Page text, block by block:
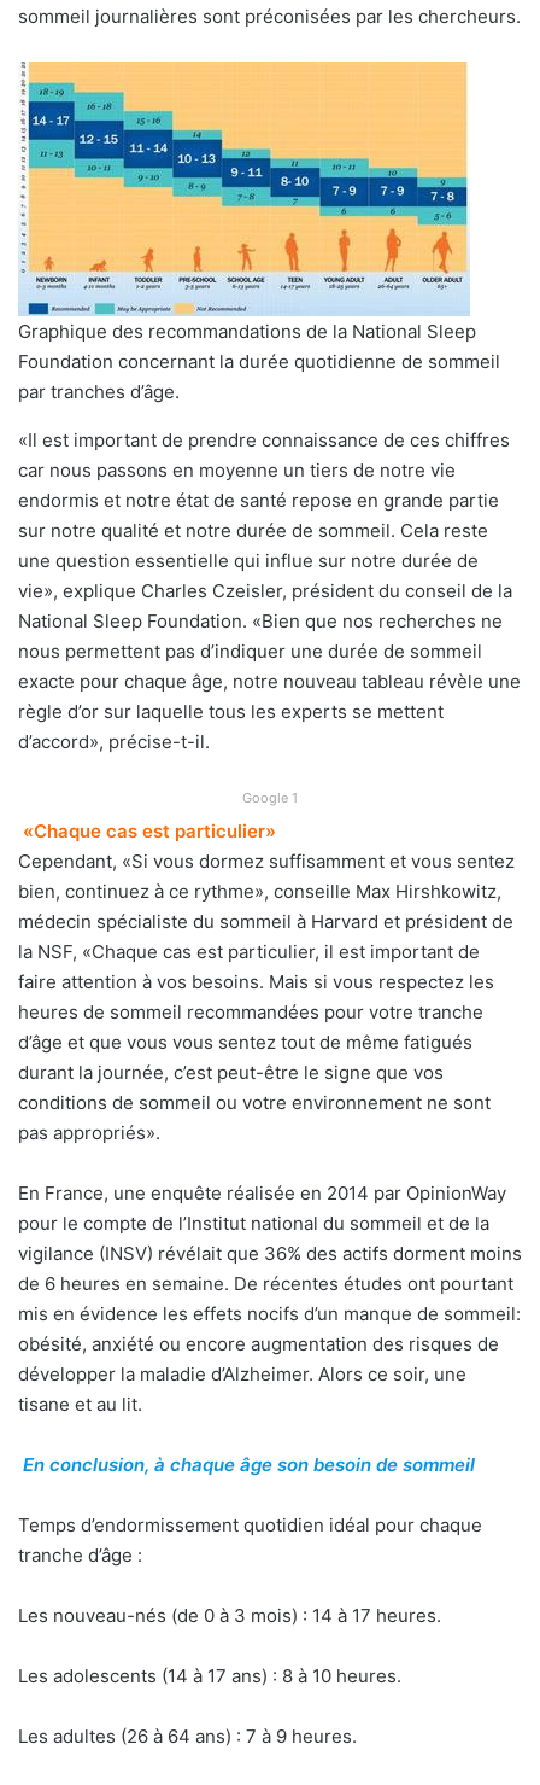
sommeil journalières sont préconisées par les chercheurs.
Graphique des recommandations de la National Sleep
Foundation concernant la durée quotidienne de sommeil
par tranches d’âge.
«Il est important de prendre connaissance de ces chiffres
car nous passons en moyenne un tiers de notre vie
endormis et notre état de santé repose en grande partie
sur notre qualité et notre durée de sommeil. Cela reste
une question essentielle qui influe sur notre durée de
vie», explique Charles Czeisler, président du conseil de la
National Sleep Foundation. «Bien que nos recherches ne
nous permettent pas d’indiquer une durée de sommeil
exacte pour chaque âge, notre nouveau tableau révèle une
règle d’or sur laquelle tous les experts se mettent
d’accord», précise-t-il.
Google 1
«Chaque cas est particulier»
Cependant, «Si vous dormez suffisamment et vous sentez
bien, continuez à ce rythme», conseille Max Hirshkowitz,
médecin spécialiste du sommeil à Harvard et président de
la NSF, «Chaque cas est particulier, il est important de
faire attention à vos besoins. Mais si vous respectez les
heures de sommeil recommandées pour votre tranche
d’âge et que vous vous sentez tout de même fatigués
durant la journée, c’est peut-être le signe que vos
conditions de sommeil ou votre environnement ne sont
pas appropriés».
En France, une enquête réalisée en 2014 par OpinionWay
pour le compte de l’Institut national du sommeil et de la
vigilance (INSV) révélait que 36% des actifs dorment moins
de 6 heures en semaine. De récentes études ont pourtant
mis en évidence les effets nocifs d’un manque de sommeil:
obésité, anxiété ou encore augmentation des risques de
développer la maladie d’Alzheimer. Alors ce soir, une
tisane et au lit.
En conclusion, à chaque âge son besoin de sommeil
Temps d’endormissement quotidien idéal pour chaque
tranche d’âge :
Les nouveau-nés (de 0 à 3 mois) : 14 à 17 heures.
Les adolescents (14 à 17 ans) : 8 à 10 heures.
Les adultes (26 à 64 ans) : 7 à 9 heures.